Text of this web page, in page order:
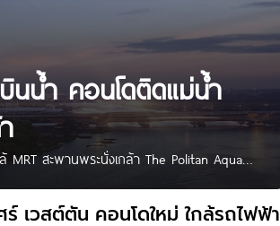
นน้ำ คอนโดติดแม่น้ำ
สะพานพระนั่งเกล้า The Politan Aqua
นทบุรี 11000 ใกล้รถไฟฟ้า MRT สะพานพระ
ธิเบศร์, บิ๊กซี
ร์ เวสต์ตัน คอนโดใหม่ ใกล้รถไฟฟ้า